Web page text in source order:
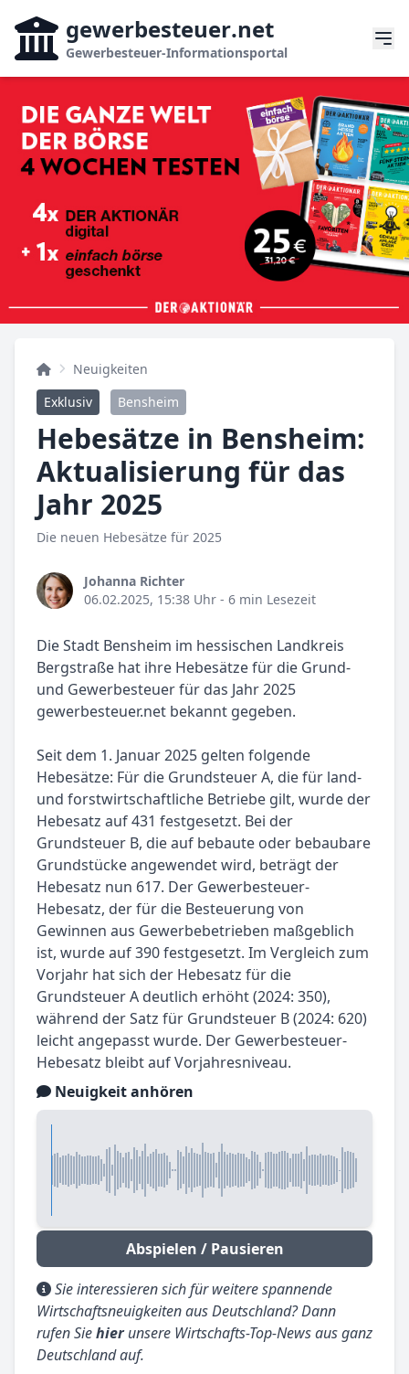
gewerbesteuer.net
Gewerbesteuer-Informationsportal
Neuigkeiten
Exklusiv
Bensheim
Hebesätze in Bensheim:
Aktualisierung für das
Jahr 2025
Die neuen Hebesätze für 2025
Johanna Richter
06.02.2025, 15:38 Uhr - 6 min Lesezeit
Die Stadt Bensheim im hessischen Landkreis
Bergstraße hat ihre Hebesätze für die Grund-
und Gewerbesteuer für das Jahr 2025
gewerbesteuer.net bekannt gegeben.
Seit dem 1. Januar 2025 gelten folgende
Hebesätze: Für die Grundsteuer A, die für land-
und forstwirtschaftliche Betriebe gilt, wurde der
Hebesatz auf 431 festgesetzt. Bei der
Grundsteuer B, die auf bebaute oder bebaubare
Grundstücke angewendet wird, beträgt der
Hebesatz nun 617. Der Gewerbesteuer-
Hebesatz, der für die Besteuerung von
Gewinnen aus Gewerbebetrieben maßgeblich
ist, wurde auf 390 festgesetzt. Im Vergleich zum
Vorjahr hat sich der Hebesatz für die
Grundsteuer A deutlich erhöht (2024: 350),
während der Satz für Grundsteuer B (2024: 620)
leicht angepasst wurde. Der Gewerbesteuer-
Hebesatz bleibt auf Vorjahresniveau.
Neuigkeit anhören
Abspielen / Pausieren
Sie interessieren sich für weitere spannende
Wirtschaftsneuigkeiten aus Deutschland? Dann
rufen Siehierunsere Wirtschafts-Top-News aus ganz
Deutschland auf.